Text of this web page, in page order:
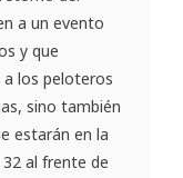
a un evento
y que
los peloteros
sino también
estarán en la
32 al frente de